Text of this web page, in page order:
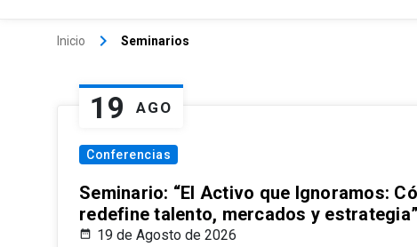
Inicio keyboard_arrow_right Seminarios
19 AGO
Conferencias
Seminario: “El Activo que Ignoramos:
redefine talento, mercados y estrategia”
19 de Agosto de 2026